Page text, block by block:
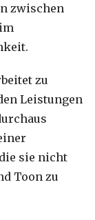
zwischen
zu
Leistungen
sie nicht
Toon zu